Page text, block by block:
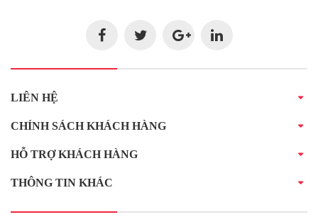
LIÊN HỆ
CHÍNH SÁCH KHÁCH HÀNG
HỖ TRỢ KHÁCH HÀNG
THÔNG TIN KHÁC